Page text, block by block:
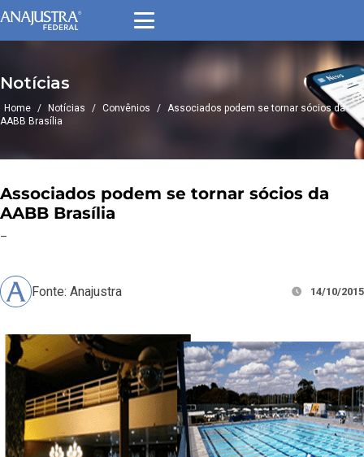
Notícias
Home / Notícias / Convênios / Associados podem se tornar sócios da
AABB Brasília
Associados podem se tornar sócios da
AABB Brasília
–
Fonte: Anajustra 14/10/2015